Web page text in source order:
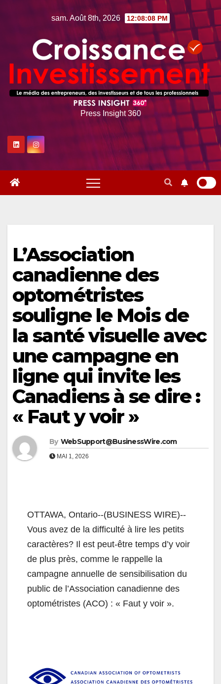
sam. Août 8th, 2026 12:08:09 PM
Press Insight 360
L’Association
canadienne des
optométristes
souligne le Mois de
la santé visuelle avec
une campagne en
ligne qui invite les
Canadiens à se dire :
« Faut y voir »
By WebSupport@BusinessWire.com
MAI 1, 2026
OTTAWA, Ontario--(BUSINESS WIRE)--
Vous avez de la difficulté à lire les petits
caractères? Il est peut-être temps d’y voir
de plus près, comme le rappelle la
campagne annuelle de sensibilisation du
public de l’Association canadienne des
optométristes (ACO) : « Faut y voir ».